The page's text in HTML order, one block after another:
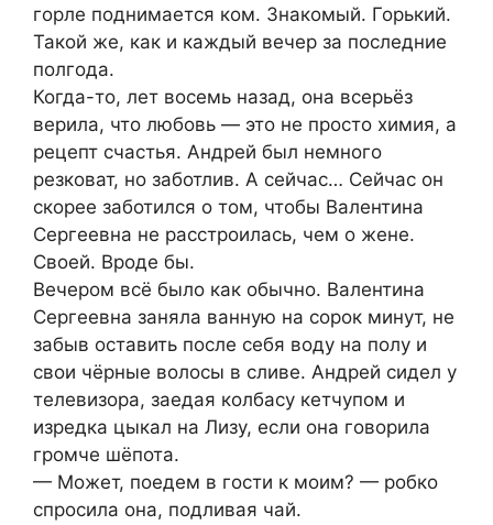
горле поднимается ком. Знакомый. Горький.
Такой же, как и каждый вечер за последние
полгода.
Когда-то, лет восемь назад, она всерьёз
верила, что любовь — это не просто химия, а
рецепт счастья. Андрей был немного
резковат, но заботлив. А сейчас… Сейчас он
скорее заботился о том, чтобы Валентина
Сергеевна не расстроилась, чем о жене.
Своей. Вроде бы.
Вечером всё было как обычно. Валентина
Сергеевна заняла ванную на сорок минут, не
забыв оставить после себя воду на полу и
свои чёрные волосы в сливе. Андрей сидел у
телевизора, заедая колбасу кетчупом и
изредка цыкал на Лизу, если она говорила
громче шёпота.
— Может, поедем в гости к моим? — робко
спросила она, подливая чай.